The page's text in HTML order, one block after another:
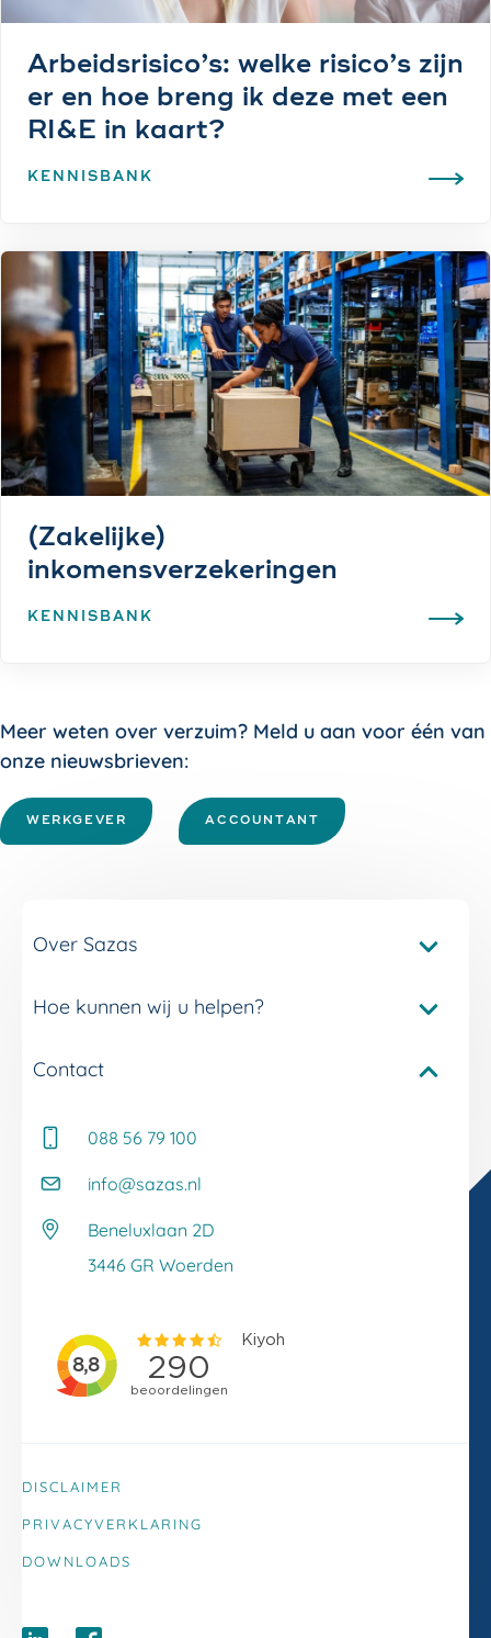
Arbeidsrisico’s: welke risico’s zijn
er en hoe breng ik deze met een
RI&E in kaart?
KENNISBANK
(Zakelijke)
inkomensverzekeringen
KENNISBANK
Meer weten over verzuim? Meld u aan voor één van
onze nieuwsbrieven:
WERKGEVER ACCOUNTANT
Over Sazas
Pakketvergelijker Sazas
Onze verzuimdiensten
Onze klantverhalen
Werken bij Sazas
Hoe kunnen wij u helpen?
Service en contact
Whitepapers
Kennisbank
Veelgestelde vragen
Contact
088 56 79 100
info@sazas.nl
Beneluxlaan 2D
3446 GR Woerden
DISCLAIMER
PRIVACYVERKLARING
DOWNLOADS